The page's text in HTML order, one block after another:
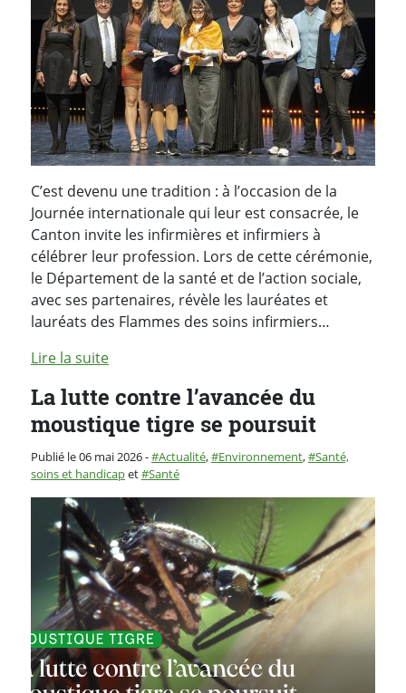
C’est devenu une tradition : à l’occasion de la
Journée internationale qui leur est consacrée, le
Canton invite les infirmières et infirmiers à
célébrer leur profession. Lors de cette cérémonie,
le Département de la santé et de l’action sociale,
avec ses partenaires, révèle les lauréates et
lauréats des Flammes des soins infirmiers…
Lire la suite
La lutte contre l’avancée du
moustique tigre se poursuit
Publié le 06 mai 2026-Catégorie :
Actualité, Environnement,
Santé,
soins et handicapet Santé